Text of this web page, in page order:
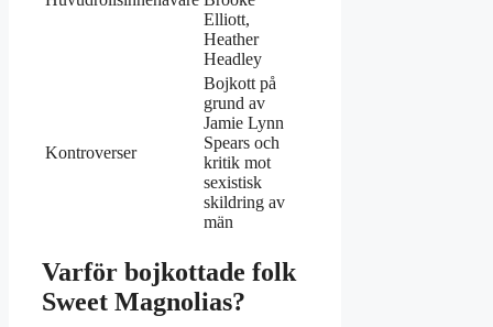
Elliott,
Heather
Headley
Kontroverser
Bojkott på
grund av
Jamie Lynn
Spears och
kritik mot
sexistisk
skildring av
män
Varför bojkottade folk
Sweet Magnolias?